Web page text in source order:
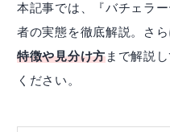
本記事では、『バチェラ
者の実態を徹底解説。さ
特徴や見分け方まで解説
ください。